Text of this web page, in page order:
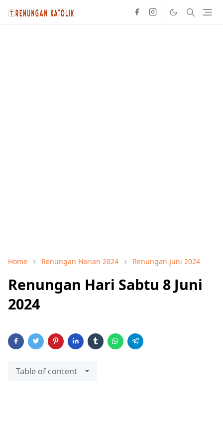
Home Renungan Harian 2024 Renungan Juni 2024
Renungan Hari Sabtu 8 Juni
2024
Table of content